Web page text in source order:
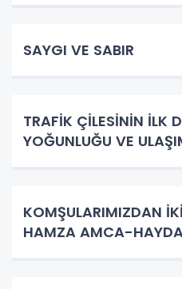
SAYGI VE SABIR
TRAFİK ÇİLESİNİN İLK
YOĞUNLUĞU VE
KOMŞULARIMIZDAN İKİ
HAMZA AMCA-